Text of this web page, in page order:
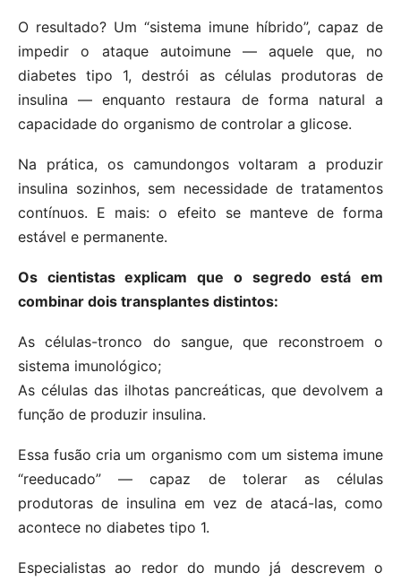
O resultado? Um “sistema imune híbrido”, capaz de
impedir o ataque autoimune — aquele que, no
diabetes tipo 1, destrói as células produtoras de
insulina — enquanto restaura de forma natural a
capacidade do organismo de controlar a glicose.
Na prática, os camundongos voltaram a produzir
insulina sozinhos, sem necessidade de tratamentos
contínuos. E mais: o efeito se manteve de forma
estável e permanente.
Os cientistas explicam que o segredo está em
combinar dois transplantes distintos:
As células-tronco do sangue, que reconstroem o
sistema imunológico;
As células das ilhotas pancreáticas, que devolvem a
função de produzir insulina.
Essa fusão cria um organismo com um sistema imune
“reeducado” — capaz de tolerar as células
produtoras de insulina em vez de atacá-las, como
acontece no diabetes tipo 1.
Especialistas ao redor do mundo já descrevem o